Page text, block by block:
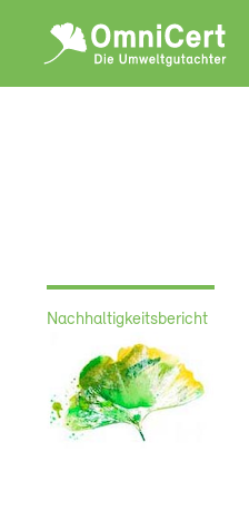
Nachhaltigkeitsbericht